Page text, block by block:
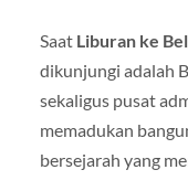
Saat Liburan ke
dikunjungi adalah
sekaligus pusat
memadukan
bersejarah yang